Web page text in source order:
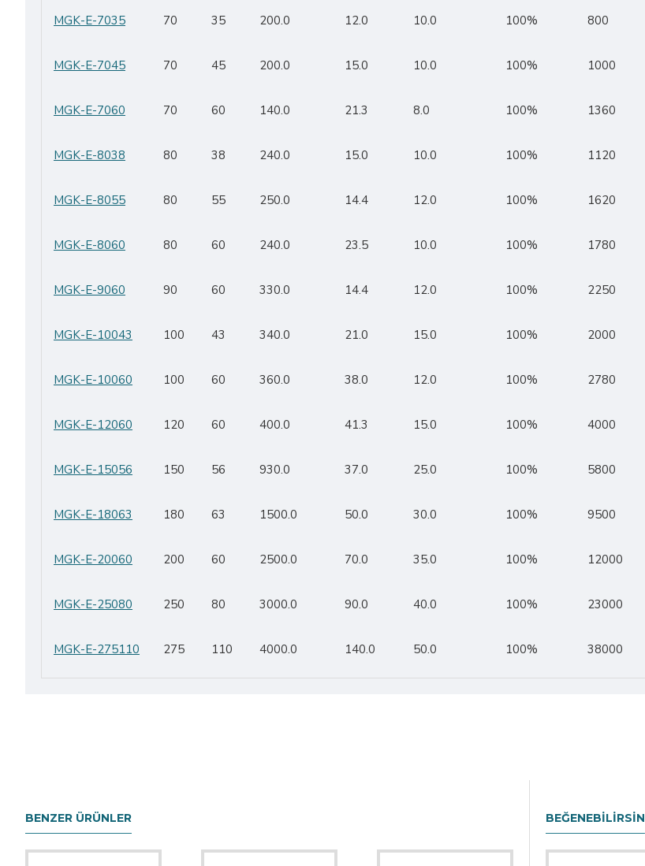
MGK-E-7035 70 35 200.0 12.0 10.0 100% 800
MGK-E-7045 70 45 200.0 15.0 10.0 100% 1000
MGK-E-7060 70 60 140.0 21.3 8.0 100% 1360
MGK-E-8038 80 38 240.0 15.0 10.0 100% 1120
MGK-E-8055 80 55 250.0 14.4 12.0 100% 1620
MGK-E-8060 80 60 240.0 23.5 10.0 100% 1780
MGK-E-9060 90 60 330.0 14.4 12.0 100% 2250
MGK-E-10043 100 43 340.0 21.0 15.0 100% 2000
MGK-E-10060 100 60 360.0 38.0 12.0 100% 2780
MGK-E-12060 120 60 400.0 41.3 15.0 100% 4000
MGK-E-15056 150 56 930.0 37.0 25.0 100% 5800
MGK-E-18063 180 63 1500.0 50.0 30.0 100% 9500
MGK-E-20060 200 60 2500.0 70.0 35.0 100% 12000
MGK-E-25080 250 80 3000.0 90.0 40.0 100% 23000
MGK-E-275110 275 110 4000.0 140.0 50.0 100% 38000
BENZER ÜRÜNLER BEĞENEBILIRSIN